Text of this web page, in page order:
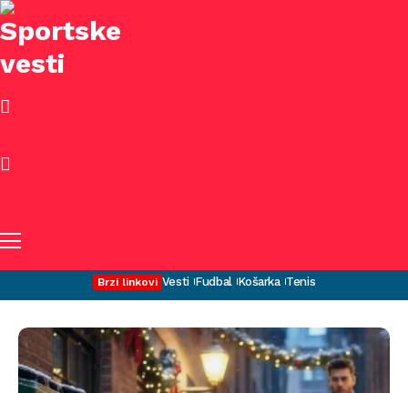
Brzi linkovi Vesti Fudbal Košarka Tenis